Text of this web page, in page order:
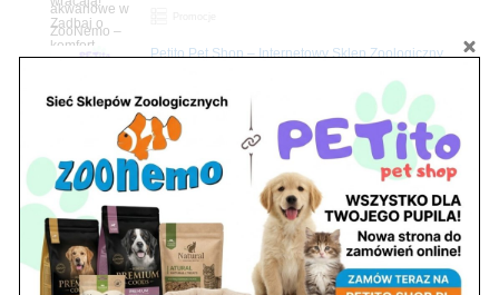
Z Życia Sklepu
Petito Pet Shop – Internetowy Sklep Zoologiczny
Znajdź nas
Adres
05-120 Legionowo
ul. Piłsudskiego 31,
pawilon 134